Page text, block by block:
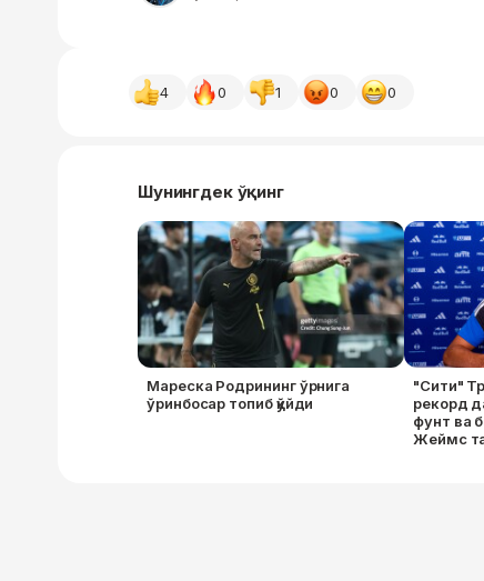
4 0 1 0 0
Шунингдек ўқинг
Мареска Родрининг ўрнига
ўринбосар топиб қўйди
"Сити"
рекорд
фунт ва
Жеймс